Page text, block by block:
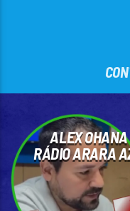
ALEX OHANA
RÁDIO ARARA